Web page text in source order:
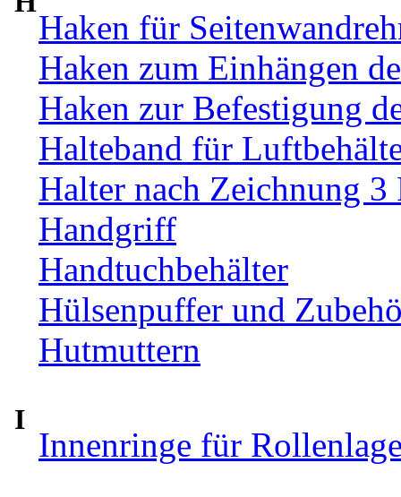
Haken für
Haken zum Einhängen
Haken zur Befestigung
Halteband für
Halter nach Zeichnung
Handgriff
Handtuchbehälter
Hülsenpuffer und
Hutmuttern
I
Innenringe für